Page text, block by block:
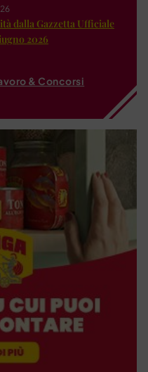
dalla Gazzetta Ufficiale
2026
& Concorsi